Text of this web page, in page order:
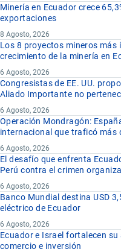
Minería en Ecuador crece
exportaciones
8 Agosto, 2026
Los 8 proyectos mineros más
crecimiento de la minería en
6 Agosto, 2026
Congresistas de EE. UU.
Aliado Importante no
6 Agosto, 2026
Operación Mondragón:
internacional que traficó más
6 Agosto, 2026
El desafío que enfrenta
Perú contra el crimen
6 Agosto, 2026
Banco Mundial destina USD
eléctrico de Ecuador
6 Agosto, 2026
Ecuador e Israel fortalecen
comercio e inversión